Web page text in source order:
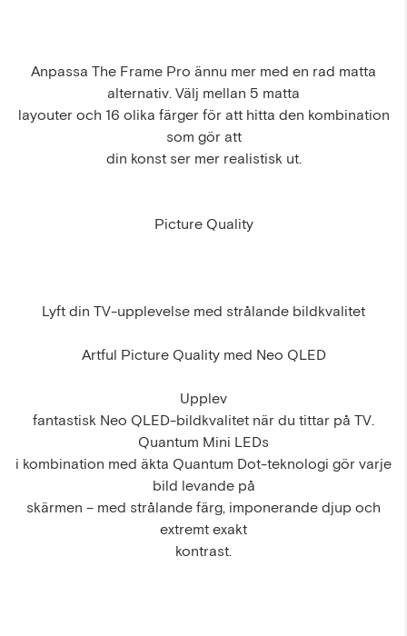
Anpassa The Frame Pro ännu mer med en rad matta
alternativ. Välj mellan 5 matta
layouter och 16 olika färger för att hitta den kombination
som gör att
din konst ser mer realistisk ut.
Picture Quality
Lyft din TV-upplevelse med strålande bildkvalitet
Artful Picture Quality med Neo QLED
Upplev
fantastisk Neo QLED-bildkvalitet när du tittar på TV.
Quantum Mini LEDs
i kombination med äkta Quantum Dot-teknologi gör varje
bild levande på
skärmen – med strålande färg, imponerande djup och
extremt exakt
kontrast.